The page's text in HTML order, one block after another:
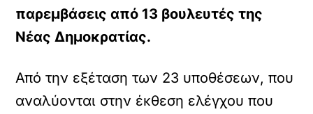
παρεμβάσεις από 13 βουλευτές της
Νέας Δημοκρατίας.
Από την εξέταση των 23 υποθέσεων, που
αναλύονται στην έκθεση ελέγχου που